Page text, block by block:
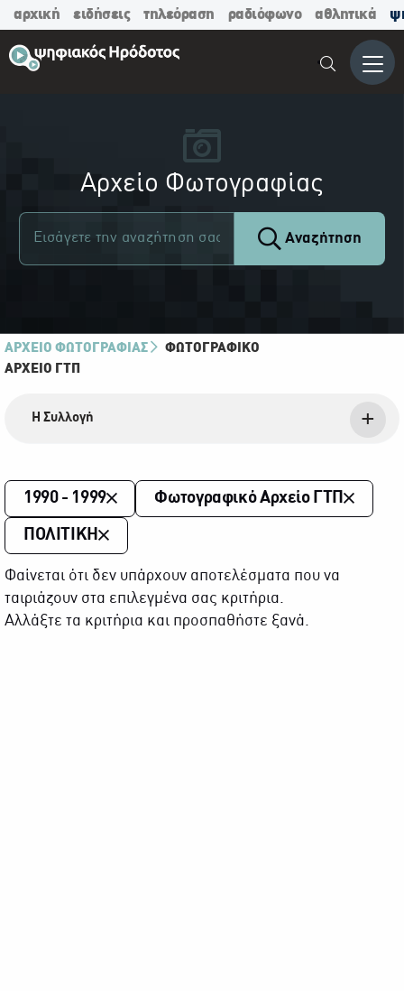
αρχική ειδήσεις τηλεόραση ραδιόφωνο αθλητικά
Μενού
Αρχείο Φωτογραφίας
Αναζήτηση
ΑΡΧΕΙΟ ΦΩΤΟΓΡΑΦΙΑΣ
ΦΩΤΟΓΡΑΦΙΚΌ
ΑΡΧΕΊΟ ΓΤΠ
Η Συλλογή
1990 - 1999 Φωτογραφικό Αρχείο ΓΤΠ
ΠΟΛΙΤΙΚΗ
Φαίνεται ότι δεν υπάρχουν αποτελέσματα που να
ταιριάζουν στα επιλεγμένα σας κριτήρια.
Αλλάξτε τα κριτήρια και προσπαθήστε ξανά.